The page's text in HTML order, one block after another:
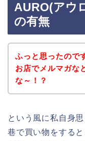
AURO(アウ
の有無
ふっと思ったので
お店でメルマガな
な～！？
という風に私自身
巷で買い物をする